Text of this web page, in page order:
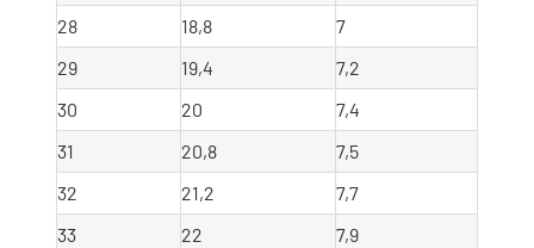
28
18,8
7
29
19,4
7,2
30
20
7,4
31
20,8
7,5
32
21,2
7,7
33
22
7,9